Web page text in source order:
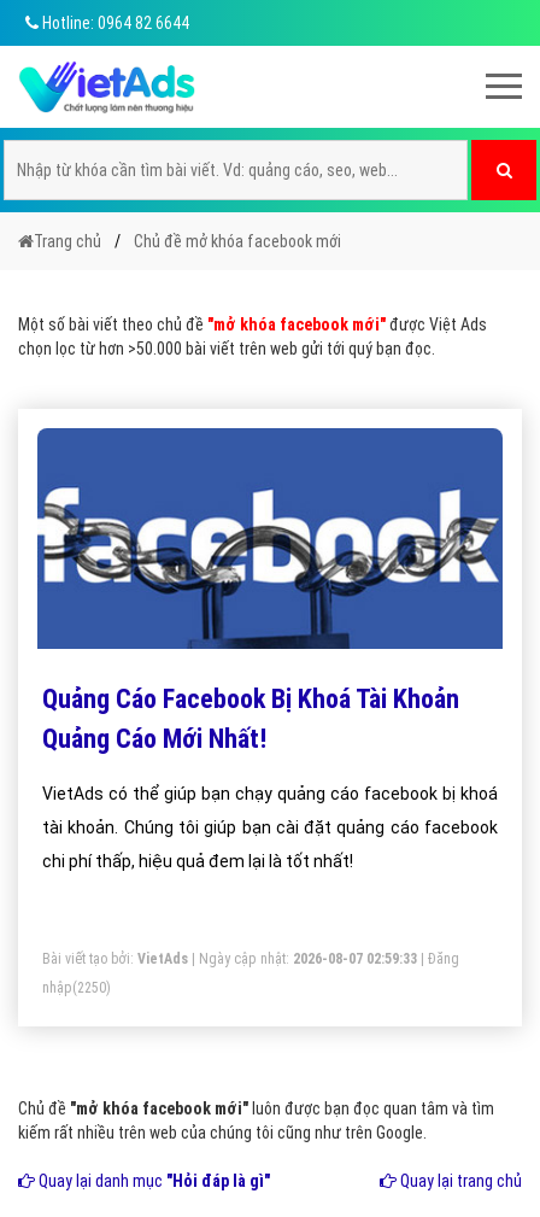
Hotline: 0964 82 6644
Trang chủ Chủ đề mở khóa facebook mới
Một số bài viết theo chủ đề "mở khóa facebook mới"được Việt Ads
chọn lọc từ hơn >50.000 bài viết trên web gửi tới quý bạn đọc.
Quảng Cáo Facebook Bị Khoá Tài Khoản
Quảng Cáo Mới Nhất!
VietAds có thể giúp bạn chạy quảng cáo facebook bị khoá
tài khoản. Chúng tôi giúp bạn cài đặt quảng cáo facebook
chi phí thấp, hiệu quả đem lại là tốt nhất!
Bài viết tạo bởi: VietAds | Ngày cập nhật: 2026-08-07 02:59:33
Đăng
nhập(2250)
Chủ đề "mở khóa facebook mới" luôn được bạn đọc quan tâm và tìm
kiếm rất nhiều trên web của chúng tôi cũng như trên Google.
Quay lại danh mục "Hỏi đáp là gì" Quay lại trang chủ